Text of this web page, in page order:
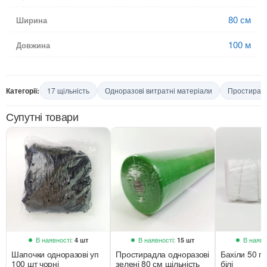
Ширина 80 см
Довжина 100 м
Категорії: 17 щільність Одноразові витратні матеріали
Супутні товари
В наявності: 4 шт
Шапочки одноразові уп
100 шт чорні
В наявності: 15 шт
Простирадла одноразові
зелені 80 см щільність
В
Бахіли 50
білі